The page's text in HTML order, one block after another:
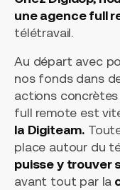
une agence full
télétravail.
Au départ avec
nos fonds dans
actions
full remote est
la Digiteam.
place autour du
puisse y trouver
avant tout par la